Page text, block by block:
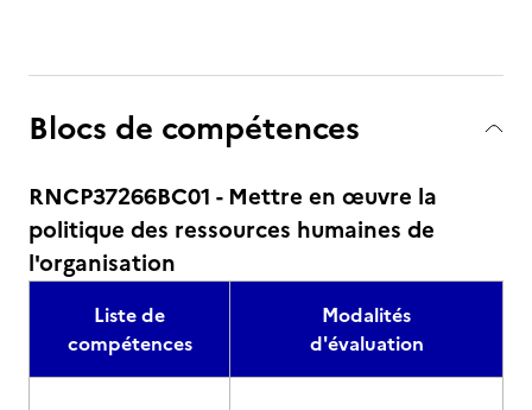
Blocs de compétences
RNCP37266BC01 - Mettre en œuvre la
politique des ressources humaines de
l'organisation
Liste de
compétences
Modalités
d'évaluation